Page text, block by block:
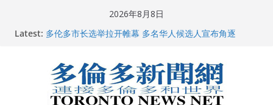
2026年8月8日
Latest: 多伦多市长选举拉开帷幕 多名华人候选人宣布角逐
特朗普称加拿大“不友善”并批评其领导层 卡尼：谈判事
关加拿大就业
2026加拿大青少年儿童绘画比赛颁奖典礼多伦多举行